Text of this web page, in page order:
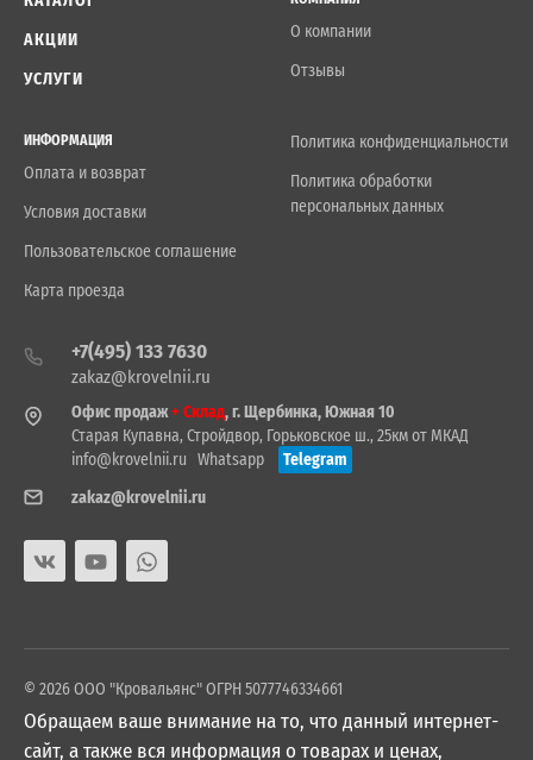
АКЦИИ
УСЛУГИ
О компании
Отзывы
ИНФОРМАЦИЯ
Оплата и возврат
Условия доставки
Пользовательское соглашение
Карта проезда
Политика конфиденциальности
Политика обработки
персональных данных
+7(495) 133 7630
zakaz@krovelnii.ru
Офис продаж+ Склад, г. Щербинка, Южная 10
Старая Купавна, Стройдвор, Горьковское ш., 25км от МКАД
info@krovelnii.ru Whatsapp
Telegram
zakaz@krovelnii.ru
© 2026 ООО "Кровальянс" ОГРН 5077746334661
Обращаем ваше внимание на то, что данный интернет-
сайт, а также вся информация о товарах и ценах,